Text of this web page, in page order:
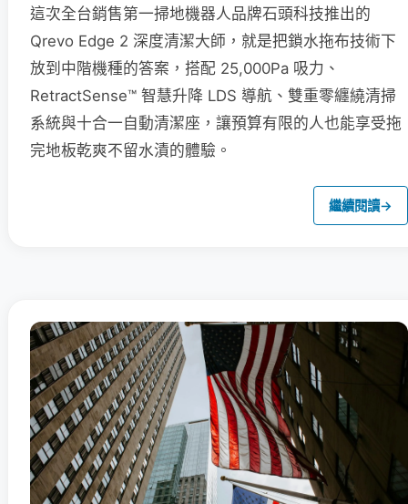
這次全台銷售第一掃地機器人品牌石頭科技推出的
Qrevo Edge 2 深度清潔大師，就是把鎖水拖布技術下
放到中階機種的答案，搭配 25,000Pa 吸力、
RetractSense™ 智慧升降 LDS 導航、雙重零纏繞清掃
系統與十合一自動清潔座，讓預算有限的人也能享受拖
完地板乾爽不留水漬的體驗。
繼續閱讀→